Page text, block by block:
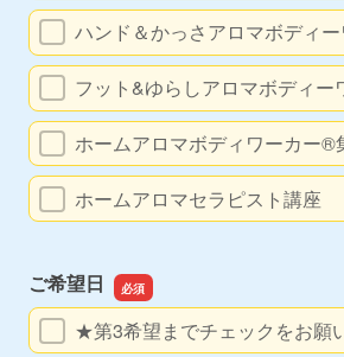
ハンド＆かっさアロマボディ
フット&ゆらしアロマボディー
ホームアロマボディワーカー®
ホームアロマセラピスト講座
ご希望日
★第3希望までチェックをお願